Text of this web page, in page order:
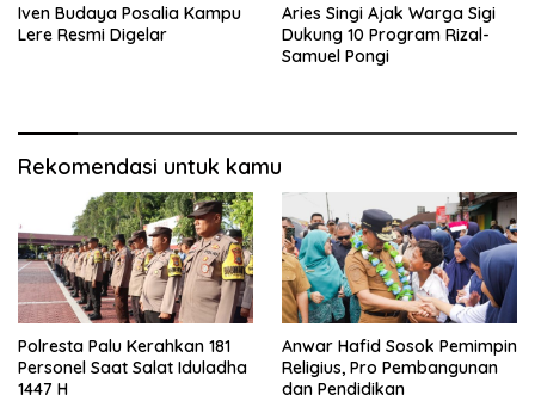
Iven Budaya Posalia Kampu
Lere Resmi Digelar
Aries Singi Ajak Warga Sigi
Dukung 10 Program Rizal-
Samuel Pongi
Rekomendasi untuk kamu
Polresta Palu Kerahkan 181
Personel Saat Salat Iduladha
1447 H
Anwar Hafid Sosok Pemimpin
Religius, Pro Pembangunan
dan Pendidikan